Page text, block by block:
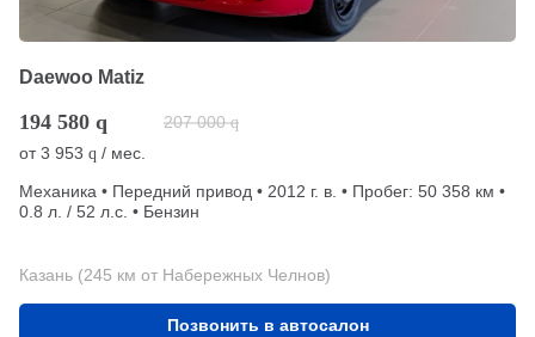
Daewoo Matiz
194 580 q 207 000 q
от3 953 q / мес.
Механика • Передний привод • 2012 г. в. • Пробег: 50 358 км •
0.8 л. / 52 л.с. • Бензин
Казань (245 км от Набережных Челнов)
Позвонить в автосалон